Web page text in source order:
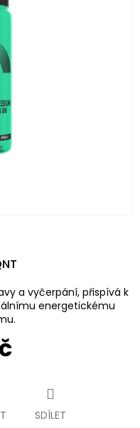
a vyčerpání, přispívá k
energetickému
SDÍLET